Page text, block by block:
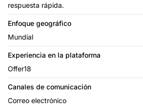
respuesta rápida.
Enfoque geográfico
Mundial
Experiencia en la plataforma
Offer18
Canales de comunicación
Correo electrónico